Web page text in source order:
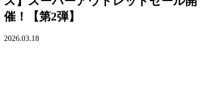
催！【第2弾】
2026.03.18